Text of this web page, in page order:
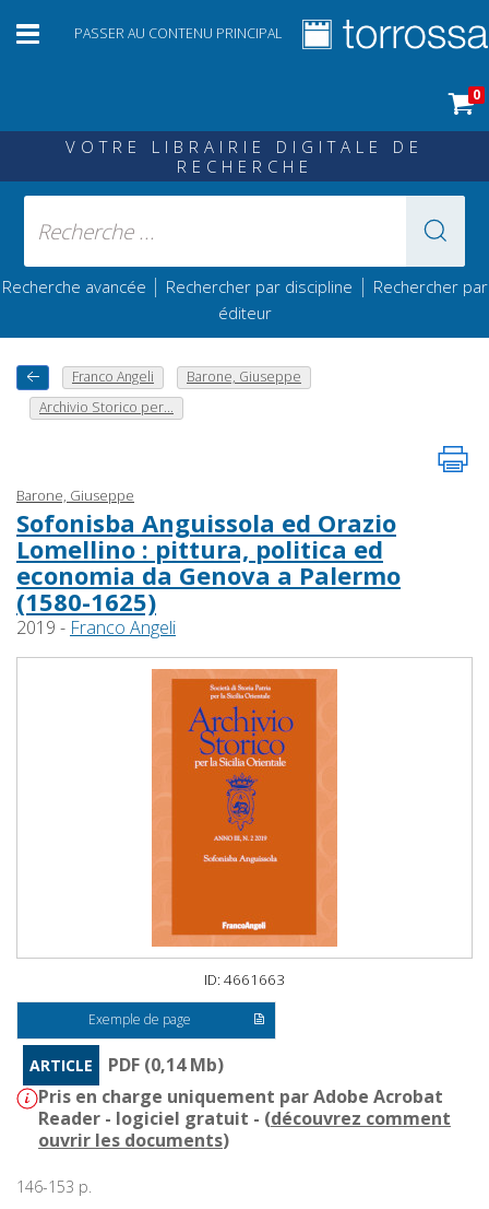
PASSER AU CONTENU PRINCIPAL
0
VOTRE LIBRAIRIE DIGITALE DE
RECHERCHE
Recherche avancée | Rechercher par discipline | Rechercher par
éditeur
Franco Angeli
Barone, Giuseppe
Archivio Storico per...
Barone, Giuseppe
Sofonisba Anguissola ed Orazio
Lomellino : pittura, politica ed
economia da Genova a Palermo
(1580-1625)
2019 - Franco Angeli
ID: 4661663
Exemple de page
ARTICLE
PDF (0,14 Mb)
Pris en charge uniquement par Adobe Acrobat
Reader - logiciel gratuit - (découvrez comment
ouvrir les documents)
146-153 p.